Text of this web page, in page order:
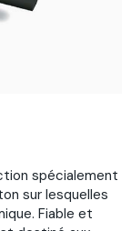
spécialement
sur lesquelles
Fiable et